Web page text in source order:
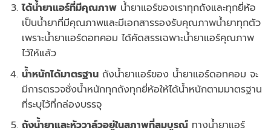
ได้น้ำยาแอร์ที่มีคุณภาพน้ำยาแอร์ของเราทุกถังและทุกยี่ห้อ
เป็นน้ำยาที่มีคุณภาพและมีเอกสารรองรับคุณภาพน้ำยาทุกตัว
เพราะน้ำยาแอร์ดอทคอม ได้คัดสรรเฉพาะน้ำยาแอร์คุณภาพ
ไว้ให้แล้ว
น้ำหนักได้มาตรฐานถังน้ำยาแอร์ของ น้ำยาแอร์ดอทคอม จะ
มีการตรวจชั่งน้ำหนักทุกถังทุกยี่ห้อให้ได้น้ำหนักตามมาตรฐาน
ที่ระบุไว้ที่กล่องบรรจุ
ถังน้ำยาและหัววาล์วอยู่ในสภาพที่สมบูรณ์ทางน้ำยาแอร์